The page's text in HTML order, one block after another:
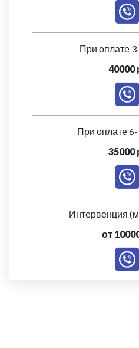
При оплате
40000
При оплате
35000
Интервенция
от